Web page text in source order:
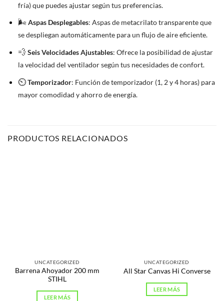
fría) que puedes ajustar según tus preferencias.
🌬️Aspas Desplegables: Aspas de metacrilato transparente que
se despliegan automáticamente para un flujo de aire eficiente.
💨 Seis Velocidades Ajustables: Ofrece la posibilidad de ajustar
la velocidad del ventilador según tus necesidades de confort.
⏲️Temporizador: Función de temporizador (1, 2 y 4 horas) para
mayor comodidad y ahorro de energía.
PRODUCTOS RELACIONADOS
UNCATEGORIZED
Barrena Ahoyador 200 mm
STIHL
LEER MÁS
UNCATEGORIZED
All Star Canvas Hi Converse
LEER MÁS